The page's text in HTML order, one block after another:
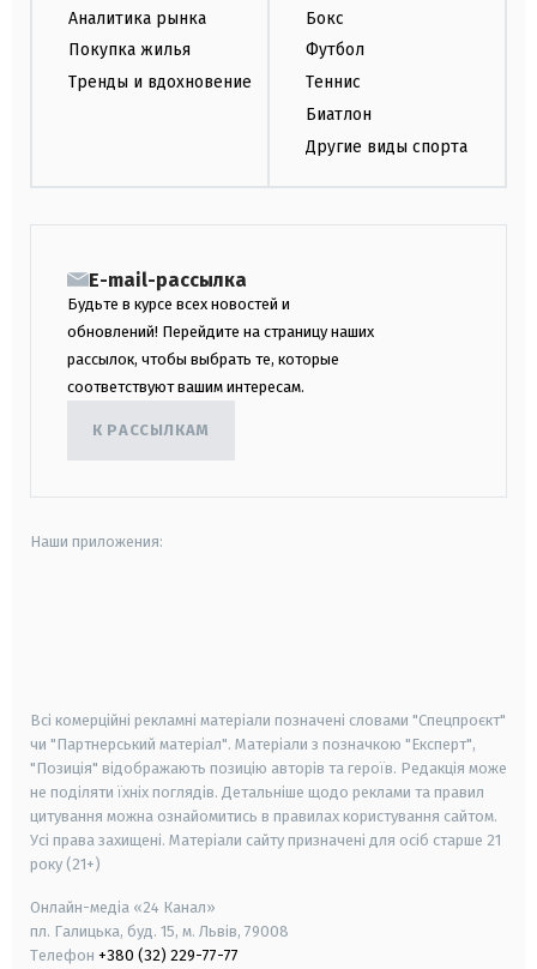
Аналитика рынка
Покупка жилья
Тренды и вдохновение
Бокс
Футбол
Теннис
Биатлон
Другие виды спорта
E-mail-рассылка
Будьте в курсе всех новостей и
обновлений! Перейдите на страницу наших
рассылок, чтобы выбрать те, которые
соответствуют вашим интересам.
К РАССЫЛКАМ
Наши приложения:
Всі комерційні рекламні матеріали позначені словами "Спецпроєкт"
чи "Партнерський матеріал". Матеріали з позначкою "Експерт",
"Позиція" відображають позицію авторів та героїв. Редакція може
не поділяти їхніх поглядів. Детальніше щодо реклами та правил
цитування можна ознайомитись в правилах користування сайтом.
Усі права захищені. Матеріали сайту призначені для осіб старше 21
року (21+)
Онлайн-медіа «24 Канал»
пл. Галицька, буд. 15, м. Львів, 79008
Телефон +380 (32) 229-77-77